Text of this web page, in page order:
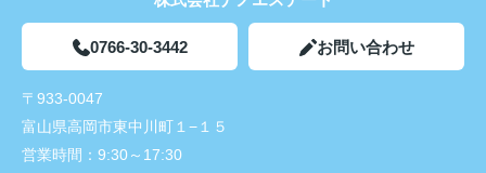
0766-30-3442 お問い合わせ
〒933-0047
富山県高岡市東中川町１−１５
営業時間： 9:30～17:30